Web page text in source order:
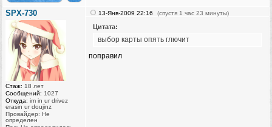
SPX-730
Стаж: 18 лет
Сообщений: 1027
Откуда: im in ur drivez
erasin ur doujinz
Провайдер: Не
определен
13-Янв-2009 22:16 (спустя 1 час 23 минуты)
Цитата:
выбор карты опять глючит
поправил